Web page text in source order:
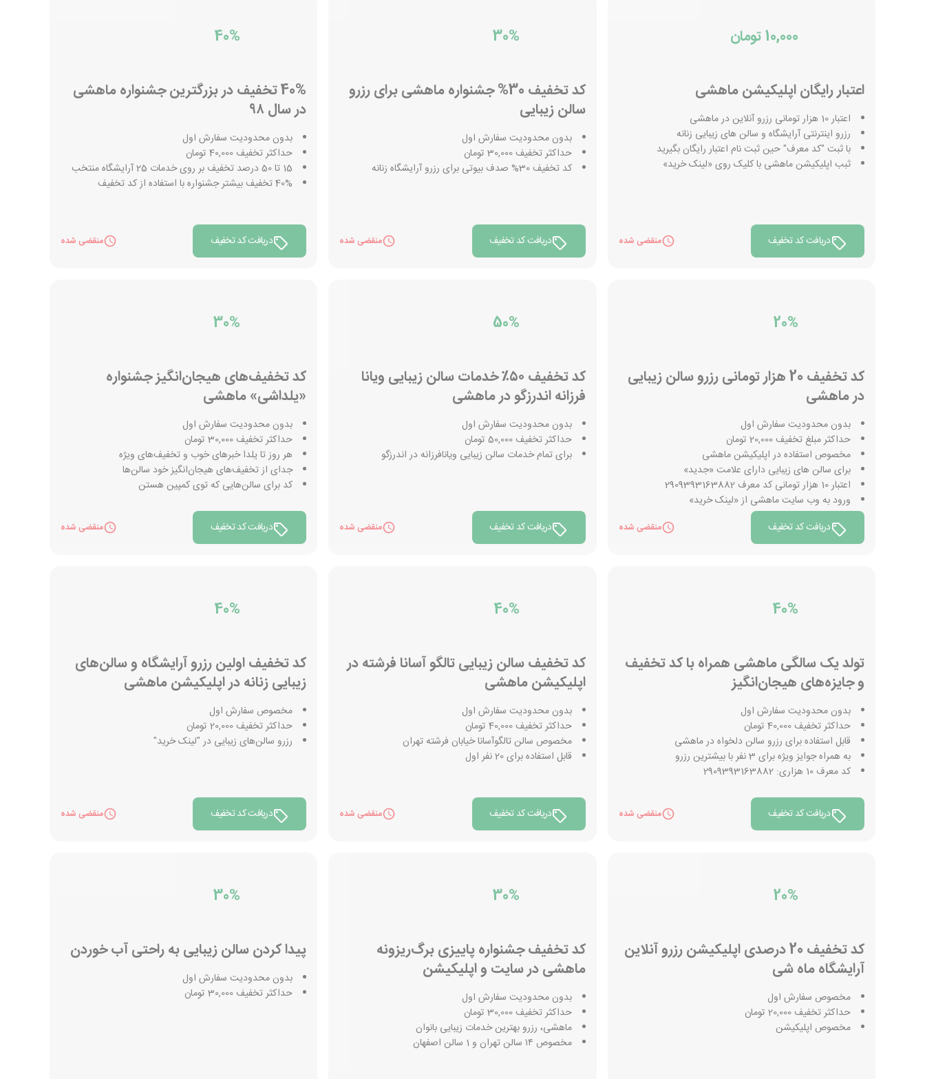
10,000 تومان
اعتبار رایگان اپلیکیشن ماهشی
اعتبار 10 هزار تومانی رزرو آنلاین در ماهشی
رزرو اینترنتی آرایشگاه و سالن های زیبایی زنانه
با ثبت "کد معرف" حین ثبت نام اعتبار رایگان بگیرید
ثبب اپلیکیشن ماهشی با کلیک روی «لینک خرید»
دریافت کد تخفیف منقضی شده
30%
کد تخفیف 30% جشنواره ماهشی برای رزرو
سالن زیبایی
بدون محدودیت سفارش اول
حداکثر تخفیف 30,000 تومان
کد تخفیف 30% صدف بیوتی برای رزرو آرایشگاه زنانه
دریافت کد تخفیف منقضی شده
40%
40% تخفیف در بزرگترین جشنواره ماهشی
در سال ۹۸
بدون محدودیت سفارش اول
حداکثر تخفیف 40,000 تومان
15 تا 50 درصد تخفیف بر روی خدمات 25 آرایشگاه منتخب
40% تخفیف بیشتر جشنواره با استفاده از کد تخفیف
دریافت کد تخفیف منقضی شده
20%
کد تخفیف 20 هزار تومانی رزرو سالن زیبایی
در ماهشی
بدون محدودیت سفارش اول
حداکثر مبلغ تخفیف 20,000 تومان
مخصوص استفاده در اپلیکیشن ماهشی
برای سالن های زیبایی دارای علامت «جدید»
اعتبار 10 هزار تومانی کد معرف 2909393163882
ورود به وب سایت ماهشی از «لینک خرید»
دریافت کد تخفیف
منقضی شده
50%
کد تخفيف ۵۰٪ خدمات سالن زیبایی ويانا
فرزانه اندرزگو در ماهشی
بدون محدودیت سفارش اول
حداکثر تخفیف 50,000 تومان
برای تمام خدمات سالن زیبایی ويانافرزانه در اندرزگو
دریافت کد تخفیف منقضی شده
30%
کد تخفیف‌های هیجان‌انگیز جشنواره
«یلداشی» ماهشی
بدون محدودیت سفارش اول
حداکثر تخفیف 30,000 تومان
هر روز تا یلدا خبر‌های خوب و تخفیف‌های ویژه
جدای از تخفیف‌های هیجان‌انگیز خود سالن‌ها
کد برای سالن‌هایی که توی کمپین هستن
دریافت کد تخفیف منقضی شده
40%
تولد یک سالگی ماهشی همراه با کد تخفیف
و جایزه‌های هیجان‌انگیز
بدون محدودیت سفارش اول
حداکثر تخفیف 40,000 تومان
قابل استفاده برای رزرو سالن دلخواه در ماهشی
به همراه جوایز ویژه برای 3 نفر با بیشترین رزرو
کد معرف 10 هزاری: 2909393163882
دریافت کد تخفیف منقضی شده
40%
کد تخفیف سالن زیبایی تالگو آسانا فرشته در
اپلیکیشن ماهشی
بدون محدودیت سفارش اول
حداکثر تخفیف 40,000 تومان
مخصوص سالن تالگوآسانا خیابان فرشته تهران
قابل استفاده برای 20 نفر اول
دریافت کد تخفیف منقضی شده
40%
کد تخفیف اولین رزرو آرایشگاه و سالن‌های
زیبایی زنانه در اپلیکیشن ماهشی
مخصوص سفارش اول
حداکثر تخفیف 20,000 تومان
رزرو سالن‌های زیبایی در "لینک خرید"
دریافت کد تخفیف منقضی شده
20%
کد تخفیف 20 درصدی اپلیکیشن رزرو آنلاین
آرایشگاه ماه شی
مخصوص سفارش اول
حداکثر تخفیف 20,000 تومان
مخصوص اپلیکیشن
30%
کد تخفیف جشنواره پاییزی برگ‌ریزونه
ماهشی در سایت و اپلیکیشن
بدون محدودیت سفارش اول
حداکثر تخفیف 30,000 تومان
ماهشی، رزرو بهترین خدمات زیبایی بانوان
مخصوص ۱۴ سالن تهران و 1 سالن اصفهان
30%
پیدا کردن سالن زیبایی به راحتی آب خوردن
بدون محدودیت سفارش اول
حداکثر تخفیف 30,000 تومان